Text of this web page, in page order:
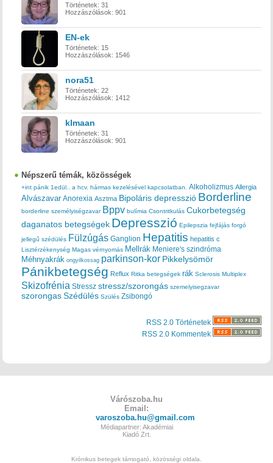
Történetek: 31
Hozzászólások: 901
EN-ek
Történetek: 15
Hozzászólások: 1546
nora51
Történetek: 22
Hozzászólások: 1412
klmaan
Történetek: 31
Hozzászólások: 901
Népszerű témák, közösségek
+int pánik 1edül.. a hcv. hármas kezelésével kapcsolatban. Alkoholizmus Allergia
Alvászavar Anorexia Asztma Bipoláris depresszió Borderline
borderline személyiségzavar Bppv bulímia Csontritkulás Cukorbetegség
daganatos betegségek Depresszió Epilepszia fejfájás forgó
jellegű szédülés Fülzúgás Ganglion Hepatitis hepatitis c
Lisztérzékenység Magas vérnyomás Mellrák Meniere's szindróma
Méhnyakrák ongyilkossag parkinson-kor Pikkelysömör
Pánikbetegség Reflux Ritka betegségek rák Sclerosis Multiplex
Skizofrénia Stressz stressz/szorongás szemelyisegzavar
szorongas Szédülés Szülés Zsibongó
RSS 2.0 Történetek
RSS 2.0 Kommentek
Várószoba.hu
Email:
varoszoba.hu@gmail.com
Médiapartner: Akadémiai
Kiadó Zrt.
Krónikus betegek támogató, közösségi oldala.